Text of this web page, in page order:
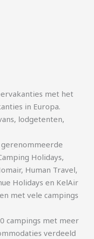
met het
in Europa.
lodgetenten,
Holidays,
Human Travel,
Holidays en KelAir
met vele campings
campings met meer
verdeeld